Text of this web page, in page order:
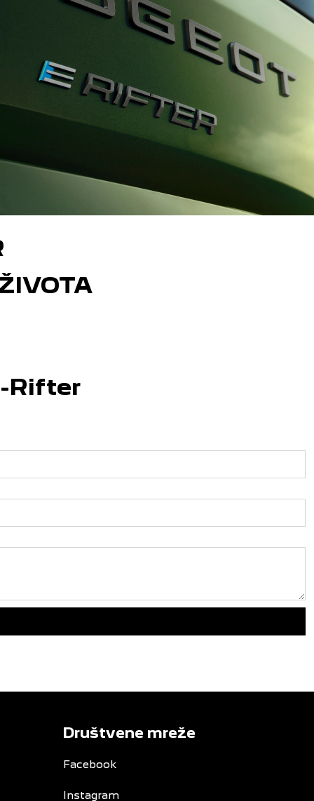
Rifter
Društvene mreže
Facebook
Instagram